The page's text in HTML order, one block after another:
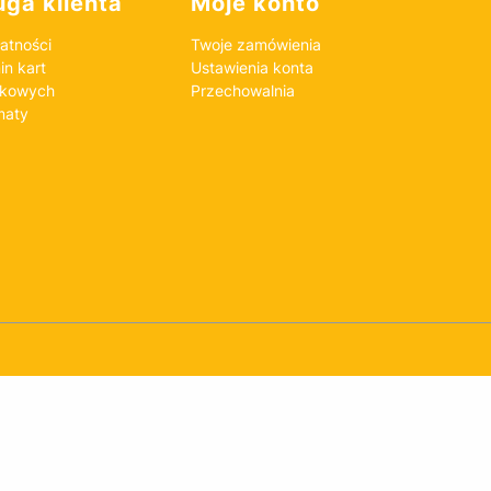
kart
Twoje zamówienia
Ustawienia konta
Przechowalnia